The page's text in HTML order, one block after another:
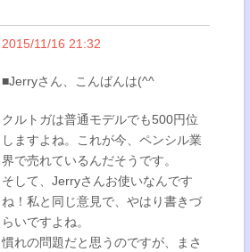
2015/11/16 21:32
■Jerryさん、こんばんは(^^
クルトガは普通モデルでも500円位
しますよね。これが今、ペンシル業
界で売れているんだそうです。
そして、Jerryさんお使いなんです
ね！私と同じ意見で、やはり書きづ
らいですよね。
慣れの問題だと思うのですが、まさ